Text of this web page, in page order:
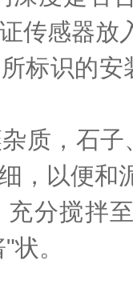
传感器放
标识的
质，石
，以便和
充分搅拌
。